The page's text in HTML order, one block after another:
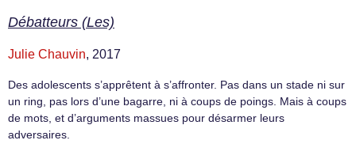
Débatteurs (Les)
Julie Chauvin, 2017
Des adolescents s’apprêtent à s’affronter. Pas dans un stade ni sur
un ring, pas lors d’une bagarre, ni à coups de poings. Mais à coups
de mots, et d’arguments massues pour désarmer leurs
adversaires.